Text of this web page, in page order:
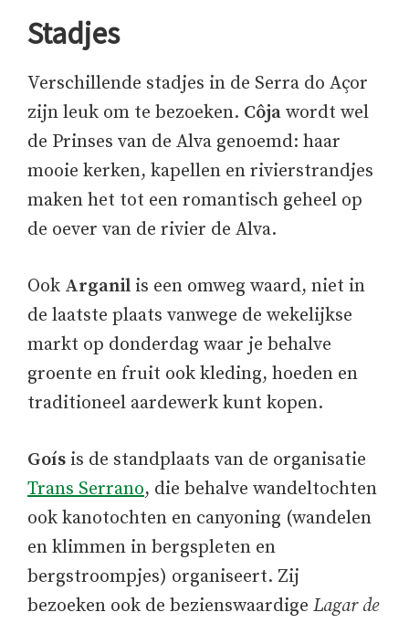
Stadjes
Verschillende stadjes in de Serra do Açor
zijn leuk om te bezoeken. Côja wordt wel
de Prinses van de Alva genoemd: haar
mooie kerken, kapellen en rivierstrandjes
maken het tot een romantisch geheel op
de oever van de rivier de Alva.
Ook Arganil is een omweg waard, niet in
de laatste plaats vanwege de wekelijkse
markt op donderdag waar je behalve
groente en fruit ook kleding, hoeden en
traditioneel aardewerk kunt kopen.
Goís is de standplaats van de organisatie
Trans Serrano, die behalve wandeltochten
ook kanotochten en canyoning (wandelen
en klimmen in bergspleten en
bergstroompjes) organiseert. Zij
bezoeken ook de bezienswaardige Lagar de